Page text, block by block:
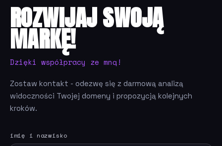
ROZWIJAJ SWOJĄ
MARKĘ!
Dzięki współpracy ze mną!
Zostaw kontakt - odezwę się z darmową analizą
widoczności Twojej domeny i propozycją kolejnych
kroków.
imię i nazwisko